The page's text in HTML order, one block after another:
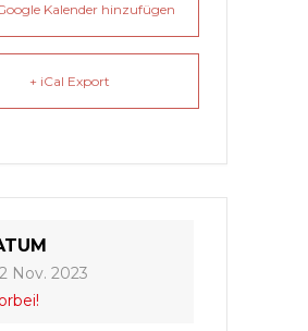
Kalender hinzufügen
+ iCal Export
Nov. 2023